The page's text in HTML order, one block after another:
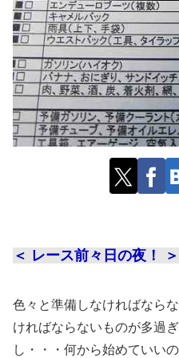
＜ レース前々日の夜！ ＞
色々と準備しなければなら
ければならないものが多過
し・・・何から始めていい